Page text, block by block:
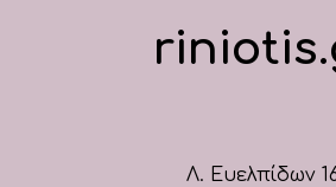
Λ. Ευελπίδων